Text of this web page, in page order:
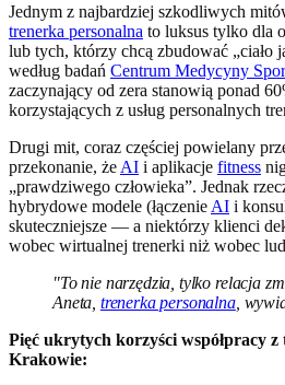
Jednym z najbardziej szkodliwych
trenerka personalna to luksus tylko dla
lub tych, którzy chcą zbudować „ciało
według badań Centrum Medycyny
zaczynający od zera stanowią ponad
korzystających z usług personalnych
Drugi mit, coraz częściej powielany
przekonanie, że AI i aplikacje fitness
„prawdziwego człowieka”. Jednak
hybrydowe modele (łączenie AI i
skuteczniejsze — a niektórzy klienci
wobec wirtualnej trenerki niż wobec
"To nie narzędzia, tylko relacja
Aneta, trenerka personalna,
Pięć ukrytych korzyści współpracy
Krakowie: